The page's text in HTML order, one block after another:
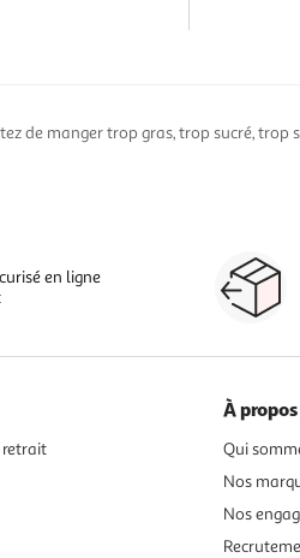
de manger trop gras, trop sucré, trop
en ligne
retrait
À
Qui
Nos
Nos